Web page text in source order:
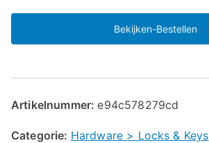
Bekijken-Bestellen
Artikelnummer:e94c578279cd
Categorie: Hardware > Locks & Keys